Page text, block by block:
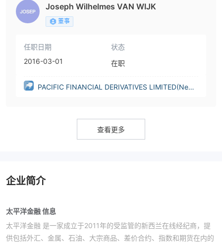
Joseph Wilhelmes VAN WIJK
董事
任职日期
2016-03-01
状态
在职
PACIFIC FINANCIAL DERIVATIVES LIMITED(New
查看更多
企业简介
太平洋金融 信息
太平洋金融 是一家成立于2011年的受监管的新西兰在线经纪商，提
供包括外汇、金属、石油、大宗商品、差价合约、指数和期货在内的